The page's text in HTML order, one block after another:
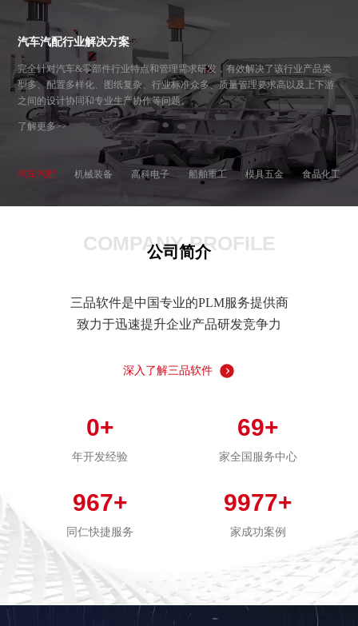
汽车汽配行业解决方案
完全针对汽车&零部件行业特点和管理需求研发，有效解决了该行业产品类
型多、配置多样化、图纸复杂、行业标准众多、质量管理要求高以及上下游
之间的设计协同和专业生产协作等问题。
了解更多>>
汽车汽配 机械装备 高科电子 船舶重工 模具五金 食品化工
COMPANY PROFILE
公司简介
三品软件是中国专业的PLM服务提供商
致力于迅速提升企业产品研发竞争力
深入了解三品软件
0+
年开发经验
69+
家全国服务中心
967+
同仁快捷服务
9977+
家成功案例